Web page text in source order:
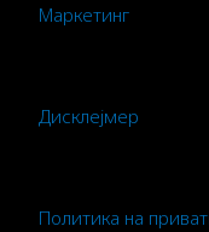
Маркетинг
Дисклејмер
Политика на